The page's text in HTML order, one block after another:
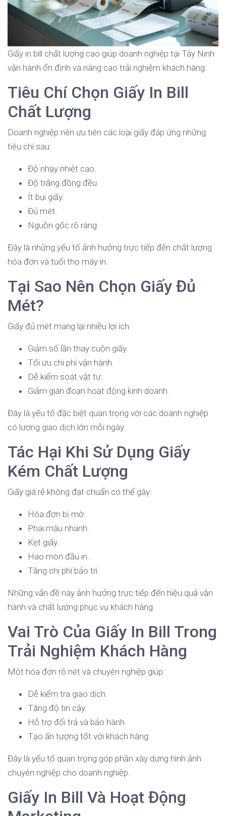
Giấy in bill chất lượng cao giúp doanh nghiệp tại Tây Ninh
vận hành ổn định và nâng cao trải nghiệm khách hàng.
Tiêu Chí Chọn Giấy In Bill
Chất Lượng
Doanh nghiệp nên ưu tiên các loại giấy đáp ứng những
tiêu chí sau:
Độ nhạy nhiệt cao.
Độ trắng đồng đều.
Ít bụi giấy.
Đủ mét.
Nguồn gốc rõ ràng.
Đây là những yếu tố ảnh hưởng trực tiếp đến chất lượng
hóa đơn và tuổi thọ máy in.
Tại Sao Nên Chọn Giấy Đủ
Mét?
Giấy đủ mét mang lại nhiều lợi ích:
Giảm số lần thay cuộn giấy.
Tối ưu chi phí vận hành.
Dễ kiểm soát vật tư.
Giảm gián đoạn hoạt động kinh doanh.
Đây là yếu tố đặc biệt quan trọng với các doanh nghiệp
có lượng giao dịch lớn mỗi ngày.
Tác Hại Khi Sử Dụng Giấy
Kém Chất Lượng
Giấy giá rẻ không đạt chuẩn có thể gây:
Hóa đơn bị mờ.
Phai màu nhanh.
Kẹt giấy.
Hao mòn đầu in.
Tăng chi phí bảo trì.
Những vấn đề này ảnh hưởng trực tiếp đến hiệu quả vận
hành và chất lượng phục vụ khách hàng.
Vai Trò Của Giấy In Bill Trong
Trải Nghiệm Khách Hàng
Một hóa đơn rõ nét và chuyên nghiệp giúp:
Dễ kiểm tra giao dịch.
Tăng độ tin cậy.
Hỗ trợ đổi trả và bảo hành.
Tạo ấn tượng tốt với khách hàng.
Đây là yếu tố quan trọng góp phần xây dựng hình ảnh
chuyên nghiệp cho doanh nghiệp.
Giấy In Bill Và Hoạt Động